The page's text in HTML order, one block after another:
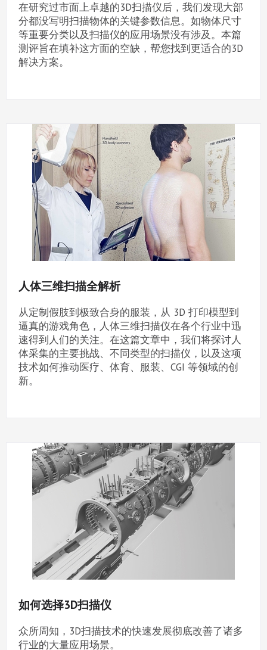
在研究过市面上卓越的3D扫描仪后，我们发现大部
分都没写明扫描物体的关键参数信息。如物体尺寸
等重要分类以及扫描仪的应用场景没有涉及。本篇
测评旨在填补这方面的空缺，帮您找到更适合的3D
解决方案。
人体三维扫描全解析
从定制假肢到极致合身的服装，从 3D 打印模型到
逼真的游戏角色，人体三维扫描仪在各个行业中迅
速得到人们的关注。在这篇文章中，我们将探讨人
体采集的主要挑战、不同类型的扫描仪，以及这项
技术如何推动医疗、体育、服装、CGI 等领域的创
新。
如何选择3D扫描仪
众所周知，3D扫描技术的快速发展彻底改善了诸多
行业的大量应用场景。